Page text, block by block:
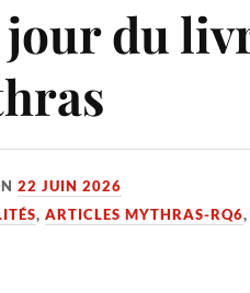
du
22 JUIN 2026
,ARTICLES MYTHRAS-RQ6